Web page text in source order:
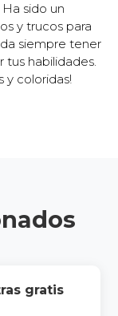
Ha sido un
y trucos para
siempre tener
tus habilidades.
y coloridas!
gratis